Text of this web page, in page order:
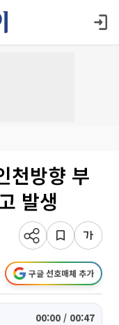
천방향 부
발생
구글 선호매체 추가
00:00 / 00:47